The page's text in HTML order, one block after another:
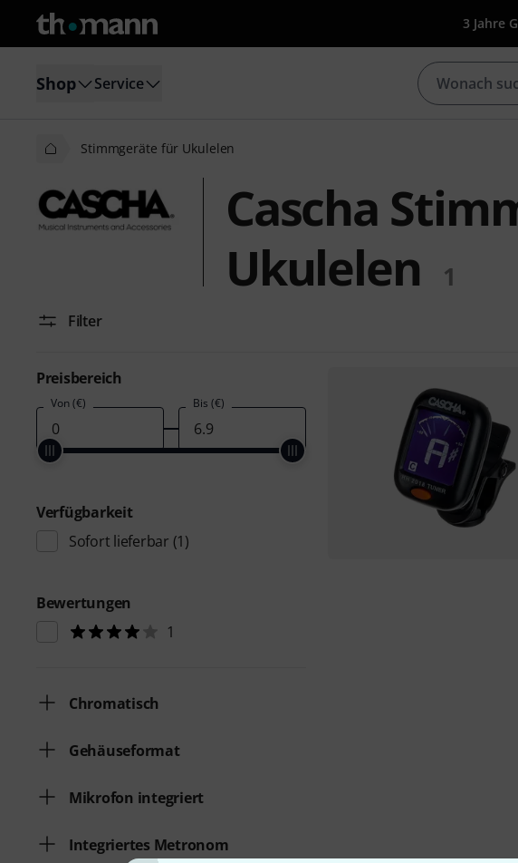
3 Jahre
Shop Service
Stimmgeräte für Ukulelen
Cascha
Ukulelen
1
Filter
Preisbereich
Von (€) Bis (€)
Verfügbarkeit
Sofort lieferbar (1)
Bewertungen
1
Chromatisch
Gehäuseformat
Mikrofon integriert
Integriertes Metronom